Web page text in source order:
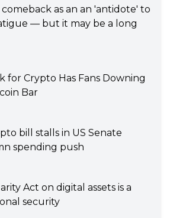
comeback as an an 'antidote' to
— but it may be a long
for Crypto Has Fans Downing
Bar
bill stalls in US Senate
spending push
Act on digital assets is a
security